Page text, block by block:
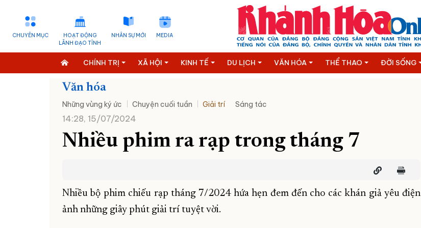
CHUYÊN MỤC
HOẠT ĐỘNG
LÃNH ĐẠO TỈNH
NHÂN SỰ MỚI MEDIA
CHÍNH TRỊ XÃ HỘI KINH TẾ DU LỊCH VĂN HÓA THỂ THAO ĐỜI SỐNG
Văn hóa
Những vùng ký ức Chuyện cuối tuần Giải trí Sáng tác
14:28, 15/07/2024
Nhiều phim ra rạp trong tháng 7
Nhiều bộ phim chiếu rạp tháng 7/2024 hứa hẹn đem đến cho các khán giả yêu điện
ảnh những giây phút giải trí tuyệt vời.